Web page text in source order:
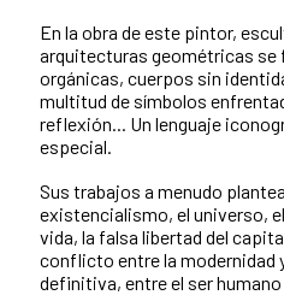
En la obra de este pintor,
arquitecturas geométricas se
orgánicas, cuerpos sin
multitud de símbolos
reflexión... Un lenguaje
especial.
Sus trabajos a menudo
existencialismo, el universo,
vida, la falsa libertad del
conflicto entre la modernidad
definitiva, entre el ser